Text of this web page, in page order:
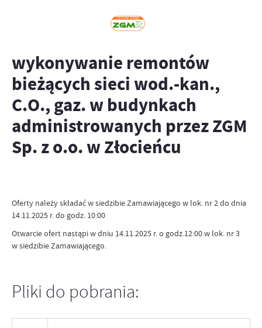
wykonywanie remontów
bieżących sieci wod.-kan.,
C.O., gaz. w budynkach
administrowanych przez ZGM
Sp. z o.o. w Złocieńcu
Oferty należy składać w siedzibie Zamawiającego w lok. nr 2 do dnia
14.11.2025 r. do godz. 10:00
Otwarcie ofert nastąpi w dniu 14.11.2025 r. o godz.12:00 w lok. nr 3
w siedzibie Zamawiającego.
Pliki do pobrania: